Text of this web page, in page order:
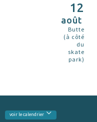
12
août
Butte
(à côté
du
skate
park)
voir le calendrier